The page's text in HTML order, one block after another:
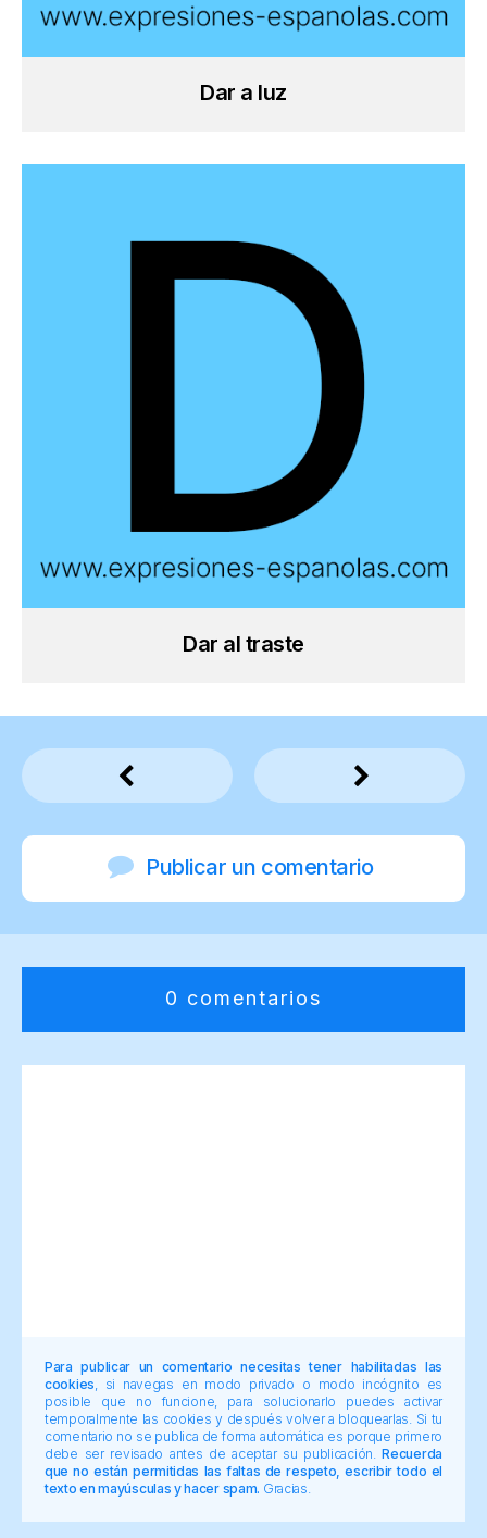
Dar a luz
Dar al traste
Publicar un comentario
0 comentarios
Para publicar un comentario necesitas tener habilitadas las
cookies , si navegas en modo privado o modo incógnito es
posible que no funcione, para solucionarlo puedes activar
temporalmente las cookies y después volver a bloquearlas. Si tu
comentario no se publica de forma automática es porque primero
debe ser revisado antes de aceptar su publicación.Recuerda
que no están permitidas las faltas de respeto, escribir todo el
texto en mayúsculas y hacer spam. Gracias.